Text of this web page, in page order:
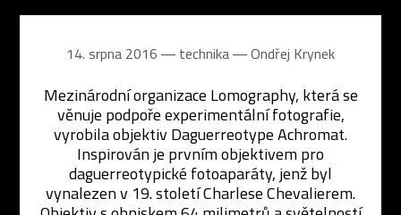
14. srpna 2016 ― technika ―Ondřej Krynek
Mezinárodní organizace Lomography, která se
věnuje podpoře experimentální fotografie,
vyrobila objektiv Daguerreotype Achromat.
Inspirován je prvním objektivem pro
daguerreotypické fotoaparáty, jenž byl
vynalezen v 19. století Charlese Chevalierem.